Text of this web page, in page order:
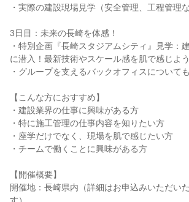
・実際の建設現場見学（安全管理、工程管理
3日目：未来の長崎を体感！
・特別企画『長崎スタジアムシティ』見学：
に潜入！最新技術やスケール感を肌で感じよう
・グループを支えるバックオフィスについて
【こんな方におすすめ】
・建設業界の仕事に興味がある方
・特に施工管理の仕事内容を知りたい方
・座学だけでなく、現場を肌で感じたい方
・チームで働くことに興味がある方
【開催概要】
開催地：長崎県内（詳細はお申込みいただい